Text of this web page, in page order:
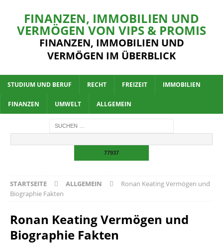
FINANZEN, IMMOBILIEN UND
VERMÖGEN VON VIPS & PROMIS
FINANZEN, IMMOBILIEN UND
VERMÖGEN IM ÜBERBLICK
STUDIUM UND BERUF RECHT FREIZEIT IMMOBILIEN
FINANZEN UMWELT ALLGEMEIN
STARTSEITE ALLGEMEIN
Ronan Keating Vermögen und
Biographie Fakten
Ronan Keating Vermögen und
Biographie Fakten